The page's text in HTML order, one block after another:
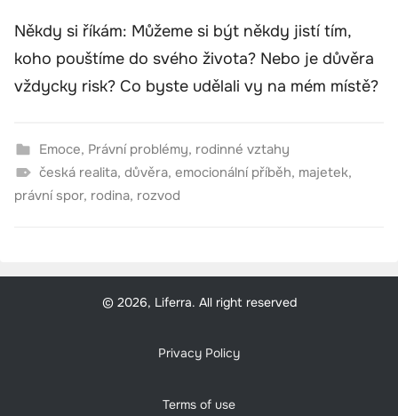
Někdy si říkám: Můžeme si být někdy jistí tím,
koho pouštíme do svého života? Nebo je důvěra
vždycky risk? Co byste udělali vy na mém místě?
Emoce, Právní problémy, rodinné vztahy
česká realita, důvěra, emocionální příběh, majetek,
právní spor, rodina, rozvod
© 2026, Liferra. All right reserved
Privacy Policy
Terms of use